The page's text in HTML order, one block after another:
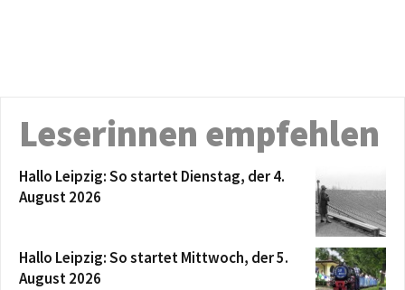
Leserinnen empfehlen
Hallo Leipzig: So startet Dienstag, der 4.
August 2026
Hallo Leipzig: So startet Mittwoch, der 5.
August 2026